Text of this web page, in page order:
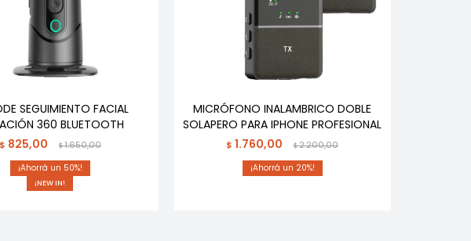
SEGUIMIENTO FACIAL
360 BLUETOOTH
$ 825,00 $1.650,00
50
¡NEW IN!
MICRÓFONO INALAMBRICO DOBLE
SOLAPERO PARA IPHONE PROFESIONAL
$ 1.760,00 $2.200,00
20